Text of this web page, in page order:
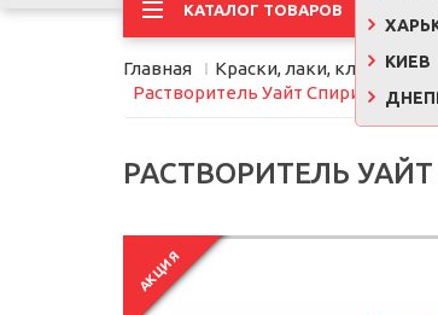
КИЕВ
КАТАЛОГ ТОВАРОВ
Главная Краски, лаки, клеи,
Растворитель Уайт Спирит (0,9 л)
РАСТВОРИТЕЛЬ
АКЦИЯ